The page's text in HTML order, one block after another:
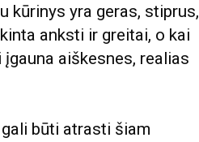
kūrinys yra geras, stiprus,
anksti ir greitai, o kai
aiškesnes, realias
būti atrasti šiam